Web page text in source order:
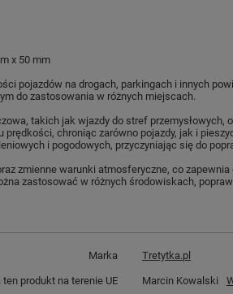
x 50 mm
pojazdów na drogach, parkingach i innych
do zastosowania w różnych miejscach.
takich jak wjazdy do stref przemysłowych,
chroniąc zarówno pojazdy, jak i
i pogodowych, przyczyniając się do
zmienne warunki atmosferyczne, co zapewnia
zastosować w różnych środowiskach,
Marka Tretytka.pl
produkt na terenie UE Marcin Kowalski